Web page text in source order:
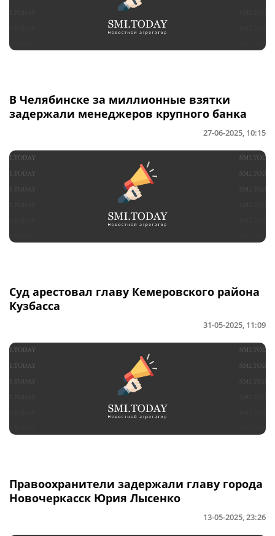
В Челябинске за миллионные взятки
задержали менеджеров крупного банка
27-06-2025, 10:15
Суд арестовал главу Кемеровского района
Кузбасса
31-05-2025, 11:09
Правоохранители задержали главу города
Новочеркасск Юрия Лысенко
13-05-2025, 23:26